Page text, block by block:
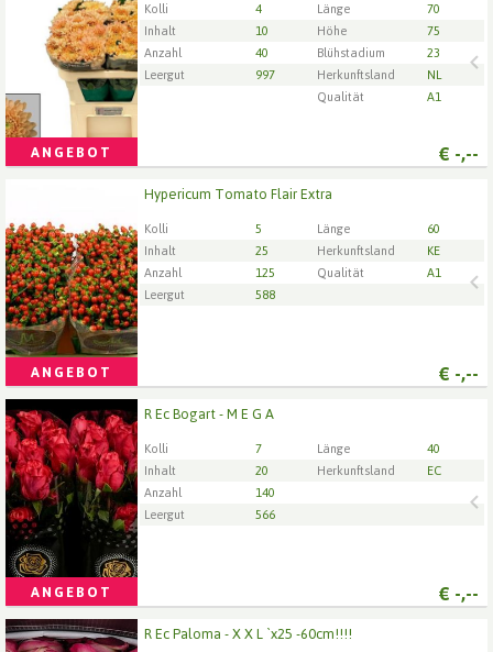
ANGEBOT
Kolli 4 Länge
70
Inhalt
10 Höhe
75
Anzahl
40 Blühstadium
23
Leergut
997 Herkunftsland
NL
Qualität
A1
€ -,--
Wählen Sie zuerst ein Lieferdatum.
ANGEBOT
Hypericum Tomato Flair Extra
Kolli 5 Länge
60
Inhalt
25 Herkunftsland
KE
Anzahl
125 Qualität
A1
Leergut
588
€ -,--
Hypericum Tomato Flair Extra
Wählen Sie zuerst ein Lieferdatum.
ANGEBOT
R Ec Bogart - M E G A
Kolli 7 Länge
40
Inhalt
20 Herkunftsland
EC
Anzahl
140
Leergut
566
€ -,--
R Ec Bogart - M E G A
Wählen Sie zuerst ein Lieferdatum.
R Ec Paloma - X X L `x25 -60cm!!!!
R Ec Paloma - X X L `x25 -60cm!!!!